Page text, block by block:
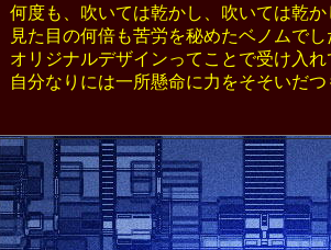
何度も、吹いては乾かし、吹いては乾か
見た目の何倍も苦労を秘めたベノムでし
オリジナルデザインってことで受け入
自分なりには一所懸命に力をそそいだつ